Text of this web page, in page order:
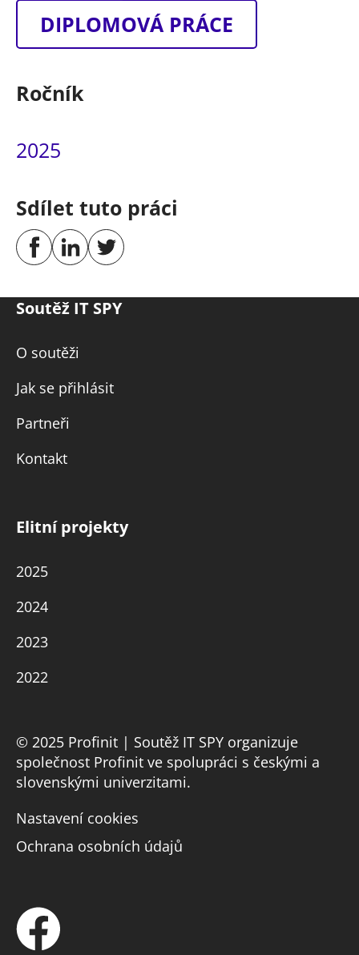
DIPLOMOVÁ PRÁCE
Ročník
2025
Sdílet tuto práci
Soutěž IT SPY
O soutěži
Jak se přihlásit
Partneři
Kontakt
Elitní projekty
2025
2024
2023
2022
© 2025 Profinit | Soutěž IT SPY organizuje
společnost Profinit ve spolupráci s českými a
slovenskými univerzitami.
Nastavení cookies
Ochrana osobních údajů